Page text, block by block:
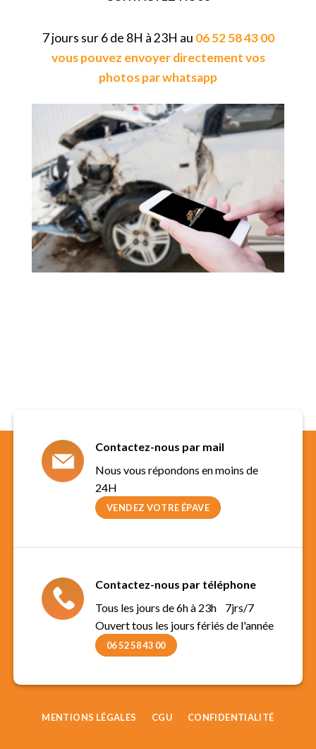
7 jours sur 6 de 8H à 23H au 06 52 58 43 00
vous pouvez envoyer directement vos
photos par whatsapp
Contactez-nous par mail
Nous vous répondons en moins de
24H
VENDEZ VOTRE ÉPAVE
Contactez-nous par téléphone
Tous les jours de 6h à 23h 7jrs/7
Ouvert tous les jours fériés de l'année
06 52 58 43 00
MENTIONS LÉGALES CGU CONFIDENTIALITÉ